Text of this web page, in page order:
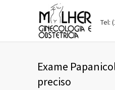
Tel:
Exame
preciso